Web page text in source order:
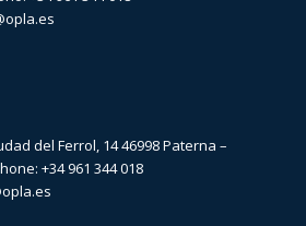
del Ferrol, 14 46998 Paterna –
+34 961 344 018